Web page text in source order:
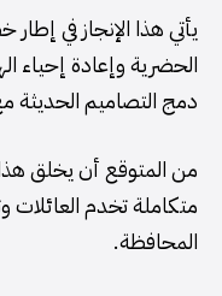
يأتي هذا الإنجاز في
الحضرية وإعادة إحياء
دمج التصاميم الحديثة
من المتوقع أن يخلق
متكاملة تخدم العائلات
المحافظة.